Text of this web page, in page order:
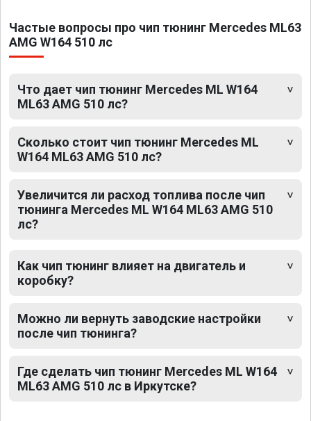
Частые вопросы про чип тюнинг Mercedes ML63
AMG W164 510 лс
Что дает чип тюнинг Mercedes ML W164
ML63 AMG 510 лс?
Сколько стоит чип тюнинг Mercedes ML
W164 ML63 AMG 510 лс?
Увеличится ли расход топлива после чип
тюнинга Mercedes ML W164 ML63 AMG 510
лс?
Как чип тюнинг влияет на двигатель и
коробку?
Можно ли вернуть заводские настройки
после чип тюнинга?
Где сделать чип тюнинг Mercedes ML W164
ML63 AMG 510 лс в Иркутске?